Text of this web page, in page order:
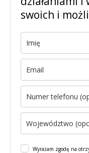
swoich i
Wyrażam zgodę na